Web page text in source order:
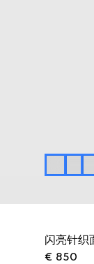
闪亮针织
€ 850